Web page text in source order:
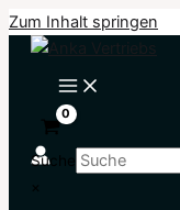
Zum Inhalt springen
Suche
×